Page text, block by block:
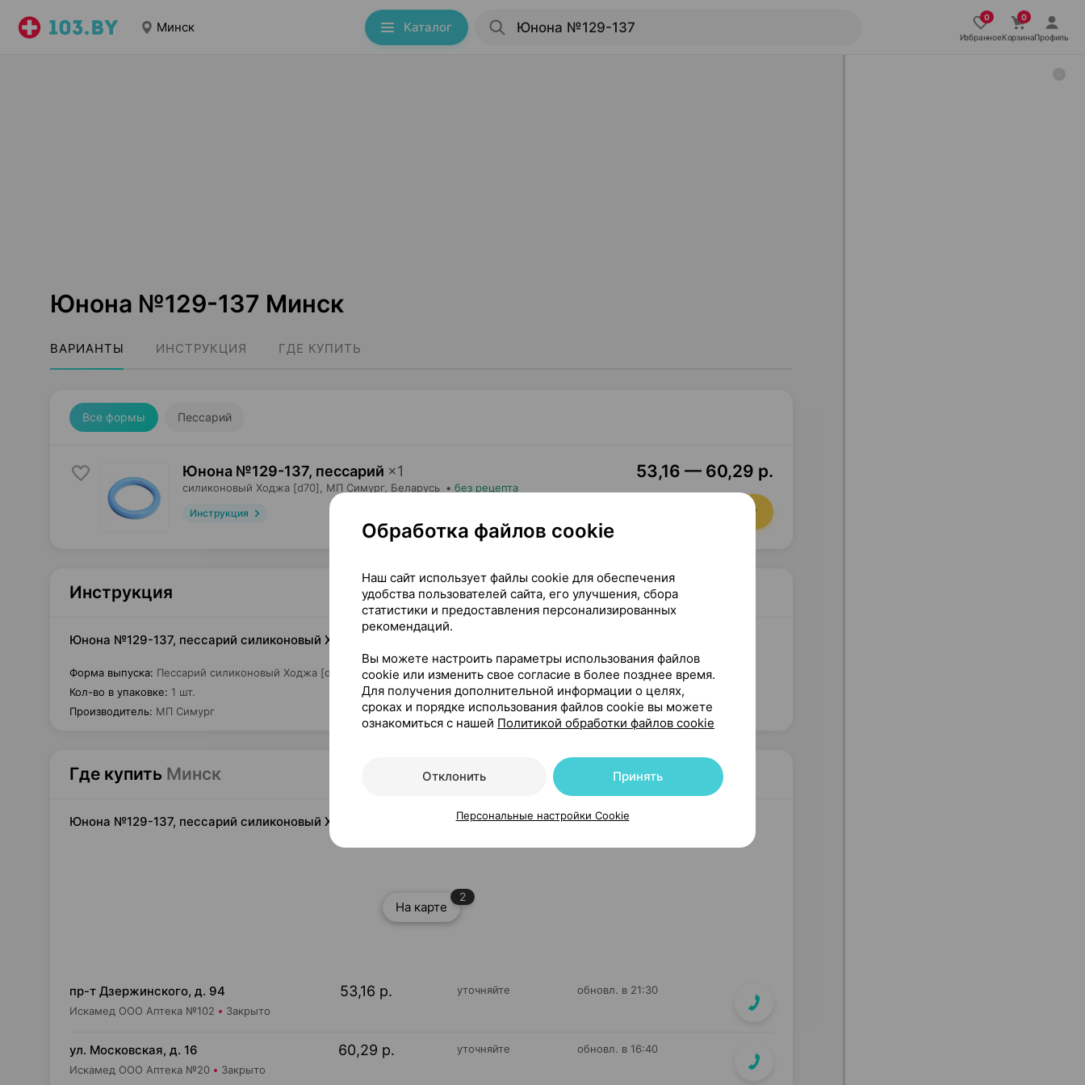
Минск Каталог
ИзбранноеКорзинаПрофиль
Юнона №129-137 Минск
ВАРИАНТЫ ИНСТРУКЦИЯ ГДЕ КУПИТЬ
Все формы Пессарий
Юнона №129-137, пессарий ×1
силиконовый Ходжа [d70], МП Симург, Беларусь • без рецепта
Инструкция
53,16 — 60,29 р.
В корзину
Инструкция
Юнона №129-137, пессарий силиконовый Ходжа [d70], ×1, МП Симург Беларусь
Форма выпуска: Пессарий силиконовый Ходжа [d70]
Кол-во в упаковке: 1 шт.
Производитель: МП Симург
Где купить Минск
Юнона №129-137, пессарий силиконовый Ходжа [d70], ×1, МП Симург Беларусь
На карте
2
пр-т Дзержинского, д. 94
Искамед ООО Аптека №102 Закрыто
53,16 р. уточняйте обновл. в 21:30
ул. Московская, д. 16
Искамед ООО Аптека №20 Закрыто
60,29 р. уточняйте обновл. в 16:40
Обработка файлов cookie
Наш сайт использует файлы cookie для обеспечения
удобства пользователей сайта, его улучшения, сбора
статистики и предоставления персонализированных
рекомендаций.
Вы можете настроить параметры использования файлов
cookie или изменить свое согласие в более позднее время.
Для получения дополнительной информации о целях,
сроках и порядке использования файлов cookie вы можете
ознакомиться с нашей Политикой обработки файлов cookie
Отклонить Принять
Персональные настройки Cookie